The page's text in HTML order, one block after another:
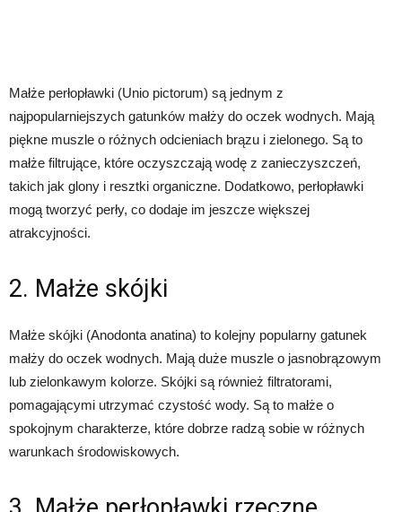
Małże perłopławki (Unio pictorum) są jednym z
najpopularniejszych gatunków małży do oczek wodnych. Mają
piękne muszle o różnych odcieniach brązu i zielonego. Są to
małże filtrujące, które oczyszczają wodę z zanieczyszczeń,
takich jak glony i resztki organiczne. Dodatkowo, perłopławki
mogą tworzyć perły, co dodaje im jeszcze większej
atrakcyjności.
2. Małże skójki
Małże skójki (Anodonta anatina) to kolejny popularny gatunek
małży do oczek wodnych. Mają duże muszle o jasnobrązowym
lub zielonkawym kolorze. Skójki są również filtratorami,
pomagającymi utrzymać czystość wody. Są to małże o
spokojnym charakterze, które dobrze radzą sobie w różnych
warunkach środowiskowych.